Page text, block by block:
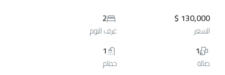
130,000 $
السعر
2
غرف النوم
1
صالة
1
حمام